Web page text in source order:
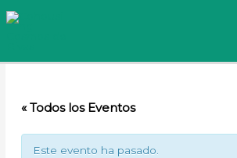
Ir
« Todos los Eventos
Este evento ha pasado.